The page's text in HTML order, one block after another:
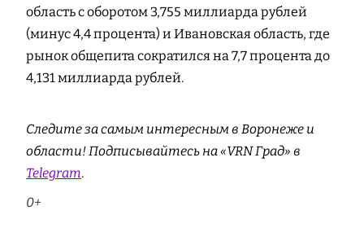
область с оборотом 3,755 миллиарда рублей
(минус 4,4 процента) и Ивановская область, где
рынок общепита сократился на 7,7 процента до
4,131 миллиарда рублей.
Следите за самым интересным в Воронеже и
области! Подписывайтесь на «VRN Град» в
Telegram.
0+